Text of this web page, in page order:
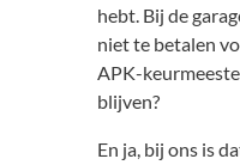
hebt. Bij de
niet te betalen
APK-
blijven?
En ja, bij ons is